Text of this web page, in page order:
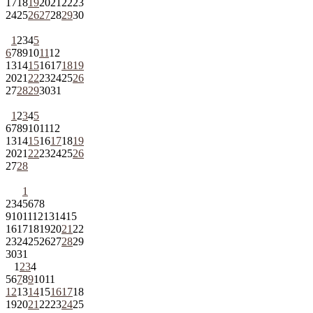
24252627282930
1 2345
6789101112
13141516171819
2021 2223242526
2728293031
1 2345
6789101112
13141516171819
2021 2223242526
2728
1
2345678
9101112131415
161718192021 22
23242526272829
3031
1 234
567891011
12131415161718
192021 22232425